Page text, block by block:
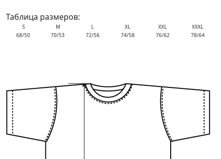
Таблица размеров:
S M L XL XXL
XXXL
68/50
70/53 72/56 74/58 76/62 78/64